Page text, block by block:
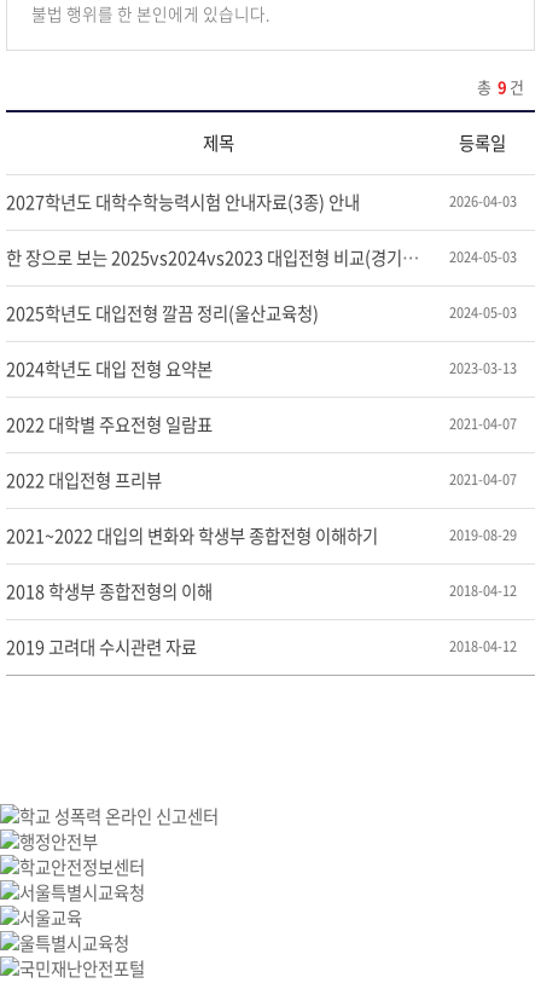
불법 행위를 한 본인에게 있습니다.
총 9 건
제목 등록일
2027학년도 대학수학능력시험 안내자료(3종) 안내 2026-04-03
한 장으로 보는 2025vs2024vs2023 대입전형 비교(경기도교육청) 2024-05-03
2025학년도 대입전형 깔끔 정리(울산교육청) 2024-05-03
2024학년도 대입 전형 요약본 2023-03-13
2022 대학별 주요전형 일람표 2021-04-07
2022 대입전형 프리뷰 2021-04-07
2021~2022 대입의 변화와 학생부 종합전형 이해하기 2019-08-29
2018 학생부 종합전형의 이해 2018-04-12
2019 고려대 수시관련 자료 2018-04-12